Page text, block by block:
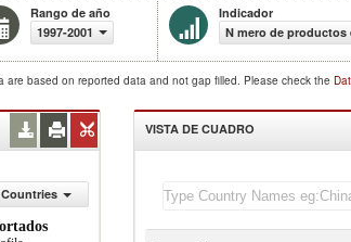
Rango de año
1997-2001
Indicador
N mero de productos
are based on reported data and not gap filled. Please check the
VISTA DE CUADRO